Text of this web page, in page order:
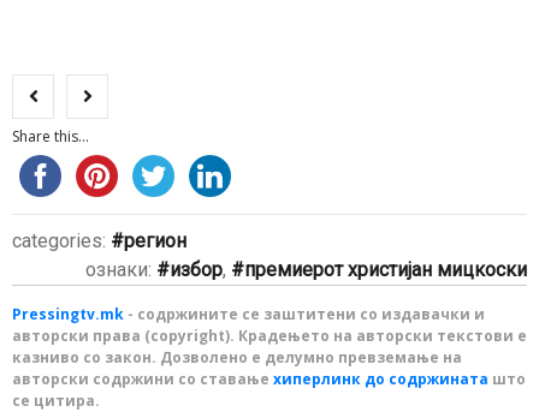
Share this...
categories:
регион
ознаки:
избор, премиерот христијан мицкоски
Pressingtv.mk - содржините се заштитени со издавачки и
авторски права (copyright). Крадењето на авторски текстови е
казниво со закон. Дозволено е делумно превземање на
авторски содржини со ставање хиперлинк до содржината што
се цитира.